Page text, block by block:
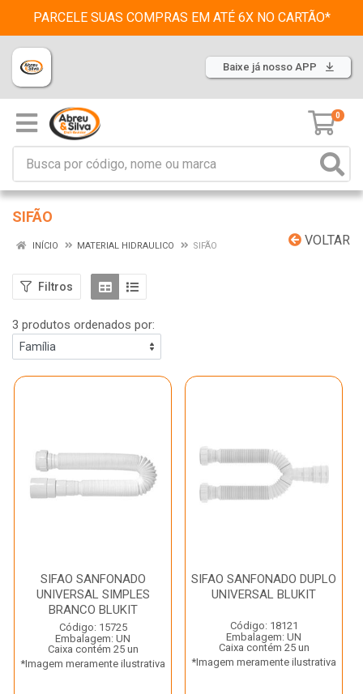
PARCELE SUAS COMPRAS EM ATÉ 6X NO CARTÃO*
Baixe já nosso APP
0
SIFÃO
VOLTAR
INÍCIO MATERIAL HIDRAULICO SIFÃO
Filtros
3 produtos ordenados por:
SIFAO SANFONADO
UNIVERSAL SIMPLES
BRANCO BLUKIT
Código: 15725
Embalagem: UN
Caixa contém 25 un
*Imagem meramente ilustrativa
SIFAO SANFONADO DUPLO
UNIVERSAL BLUKIT
Código: 18121
Embalagem: UN
Caixa contém 25 un
*Imagem meramente ilustrativa